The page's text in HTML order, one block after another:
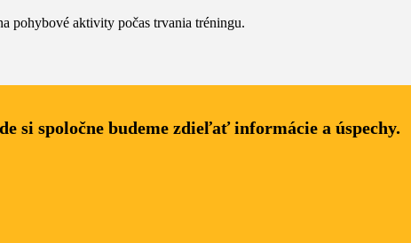
pohybové aktivity počas trvania tréningu.
si spoločne budeme zdieľať informácie a úspechy.